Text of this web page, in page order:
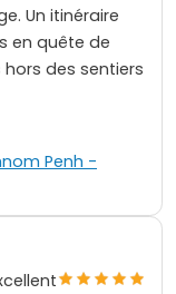
Un itinéraire
en quête de
des sentiers
Penh -